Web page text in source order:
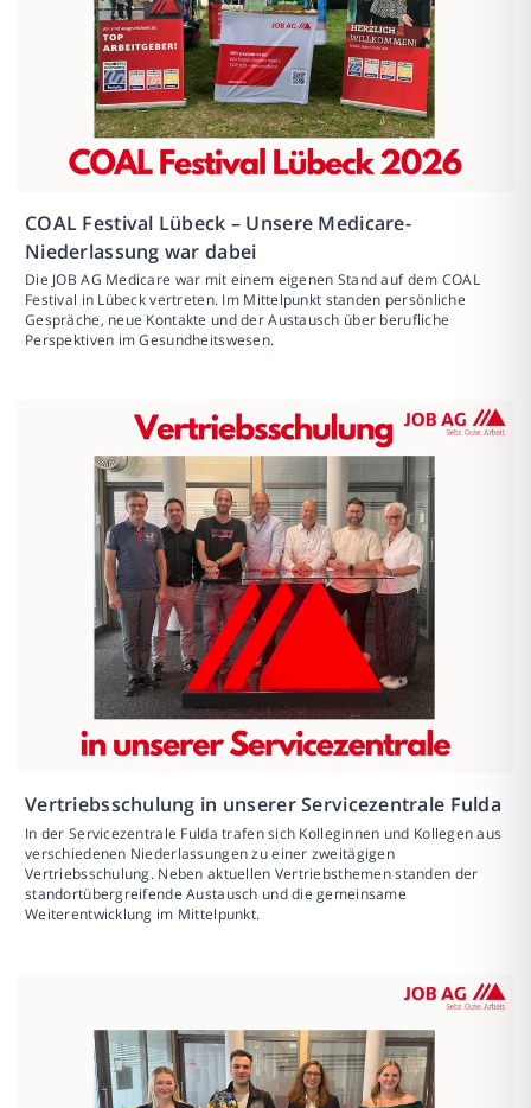
COAL Festival Lübeck – Unsere Medicare-
Niederlassung war dabei
Die JOB AG Medicare war mit einem eigenen Stand auf dem COAL
Festival in Lübeck vertreten. Im Mittelpunkt standen persönliche
Gespräche, neue Kontakte und der Austausch über berufliche
Perspektiven im Gesundheitswesen.
Vertriebsschulung in unserer Servicezentrale Fulda
In der Servicezentrale Fulda trafen sich Kolleginnen und Kollegen aus
verschiedenen Niederlassungen zu einer zweitägigen
Vertriebsschulung. Neben aktuellen Vertriebsthemen standen der
standortübergreifende Austausch und die gemeinsame
Weiterentwicklung im Mittelpunkt.